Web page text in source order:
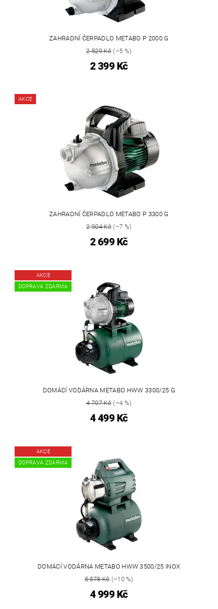
ZAHRADNÍ ČERPADLO METABO P 2000 G
2 529 Kč(–5 %)
2 399 Kč
AKCE
ZAHRADNÍ ČERPADLO METABO P 3300 G
2 904 Kč(–7 %)
2 699 Kč
AKCE
DOPRAVA ZDARMA
DOMÁCÍ VODÁRNA METABO HWW 3300/25 G
4 707 Kč(–4 %)
4 499 Kč
AKCE
DOPRAVA ZDARMA
DOMÁCÍ VODÁRNA METABO HWW 3500/25 INOX
5 578 Kč(–10 %)
4 999 Kč